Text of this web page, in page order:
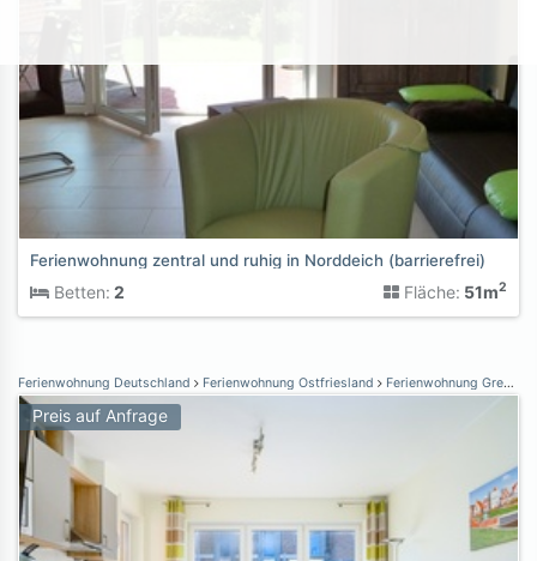
Ferienwohnung zentral und ruhig in Norddeich (barrierefrei)
Betten: 2 Fläche: 51m2
Ferienwohnung Deutschland Ferienwohnung Ostfriesland Ferienwohnung Greetsiel
Preis auf Anfrage